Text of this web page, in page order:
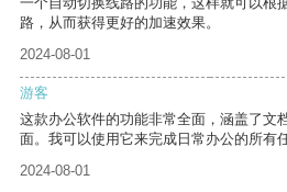
路，从而获得更好的加速效果。
2024-08-01
游客
这款办公软件的功能非常全面，涵盖了文
面。我可以使用它来完成日常办公的所有
2024-08-01